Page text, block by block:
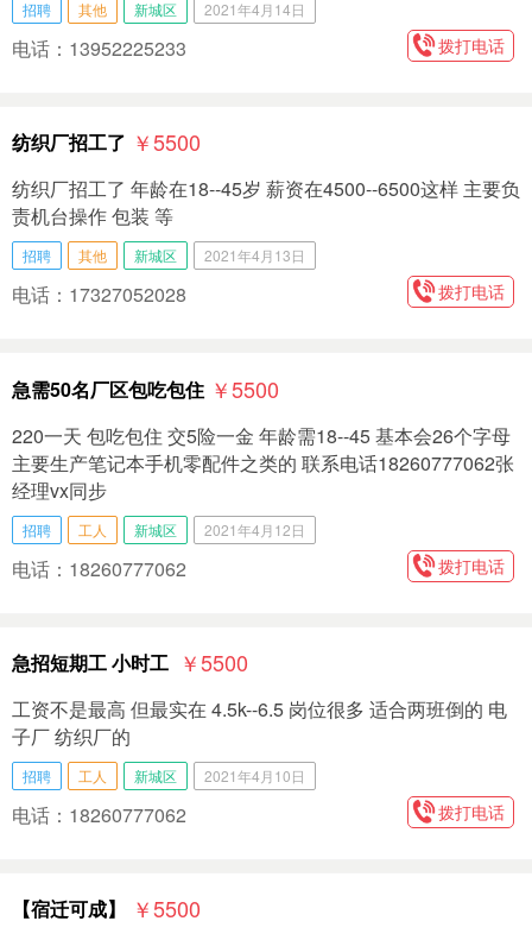
招聘 其他 新城区 2021年4月14日
电话：13952225233 拨打电话
纺织厂招工了 ￥5500
纺织厂招工了 年龄在18--45岁 薪资在4500--6500这样 主要负
责机台操作 包装 等
招聘 其他 新城区 2021年4月13日
电话：17327052028 拨打电话
急需50名厂区包吃包住 ￥5500
220一天 包吃包住 交5险一金 年龄需18--45 基本会26个字母
主要生产笔记本手机零配件之类的 联系电话18260777062张
经理vx同步
招聘 工人 新城区 2021年4月12日
电话：18260777062 拨打电话
急招短期工 小时工 ￥5500
工资不是最高 但最实在 4.5k--6.5 岗位很多 适合两班倒的 电
子厂 纺织厂的
招聘 工人 新城区 2021年4月10日
电话：18260777062 拨打电话
【宿迁可成】 ￥5500